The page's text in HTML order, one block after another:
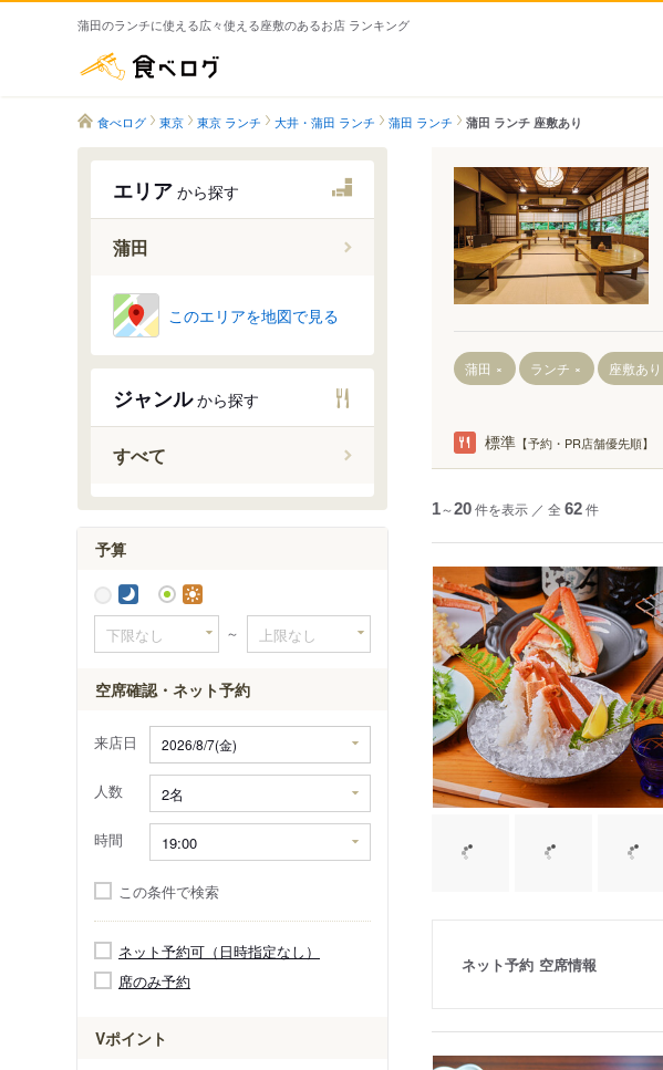
蒲田のランチに使える広々使える座敷のあるお店 ランキング
食べログ 東京 東京 ランチ 大井・蒲田 ランチ 蒲田 ランチ 蒲田 ランチ 座敷あり
エリア から探す
蒲田
蒲田駅
京急蒲田駅
六郷土手駅
このエリアを地図で見る
ジャンルから探す
すべて
予算
～
空席確認・ネット予約
来店日
人数
時間
この条件で検索
ネット予約可（日時指定なし）
席のみ予約
Vポイント
蒲田 ランチ 座敷あり
標準【予約・PR店舗優先順】
1～20件を表示 ／ 全 62件
ネット予約 空席情報